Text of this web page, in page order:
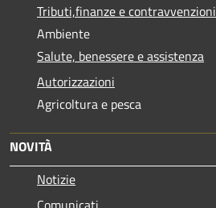
Tributi,finanze e contravvenzioni
Ambiente
Salute, benessere e assistenza
Autorizzazioni
Agricoltura e pesca
NOVITÀ
Notizie